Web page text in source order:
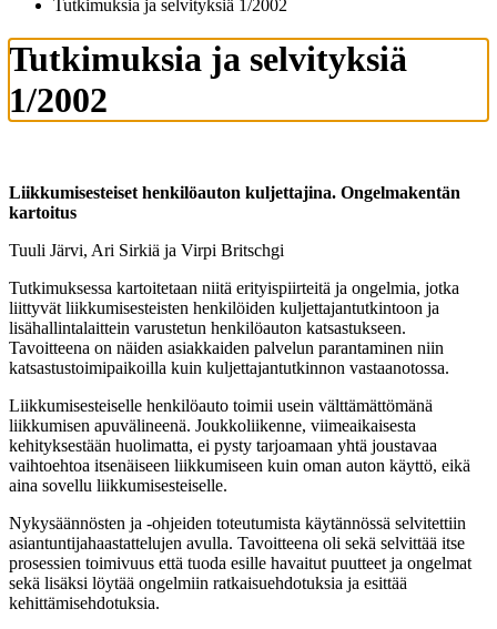
Tutkimuksia ja selvityksiä 1/2002
Tutkimuksia ja selvityksiä
1/2002
Liikkumisesteiset henkilöauton kuljettajina. Ongelmakentän
kartoitus
Tuuli Järvi, Ari Sirkiä ja Virpi Britschgi
Tutkimuksessa kartoitetaan niitä erityispiirteitä ja ongelmia, jotka
liittyvät liikkumisesteisten henkilöiden kuljettajantutkintoon ja
lisähallintalaittein varustetun henkilöauton katsastukseen.
Tavoitteena on näiden asiakkaiden palvelun parantaminen niin
katsastustoimipaikoilla kuin kuljettajantutkinnon vastaanotossa.
Liikkumisesteiselle henkilöauto toimii usein välttämättömänä
liikkumisen apuvälineenä. Joukkoliikenne, viimeaikaisesta
kehityksestään huolimatta, ei pysty tarjoamaan yhtä joustavaa
vaihtoehtoa itsenäiseen liikkumiseen kuin oman auton käyttö, eikä
aina sovellu liikkumisesteiselle.
Nykysäännösten ja -ohjeiden toteutumista käytännössä selvitettiin
asiantuntijahaastattelujen avulla. Tavoitteena oli sekä selvittää itse
prosessien toimivuus että tuoda esille havaitut puutteet ja ongelmat
sekä lisäksi löytää ongelmiin ratkaisuehdotuksia ja esittää
kehittämisehdotuksia.